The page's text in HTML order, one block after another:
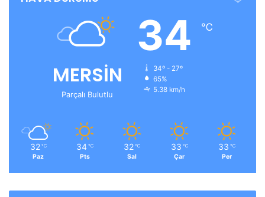
MERSİN
Parçalı Bulutlu
34 ℃
34º - 27º
65%
5.38 km/h
32 ℃
Paz
34 ℃
Pts
32 ℃
Sal
33 ℃
Çar
33 ℃
Per